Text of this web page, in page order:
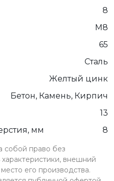
8
М8
65
Сталь
Желтый цинк
Бетон, Камень, Кирпич
13
мм
8
собой право без
внешний
его производства.